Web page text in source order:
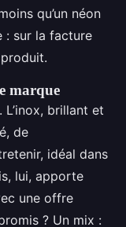
qu’un néon
: sur la facture
marque
brillant et
de
idéal dans
lui, apporte
une offre
? Un mix :